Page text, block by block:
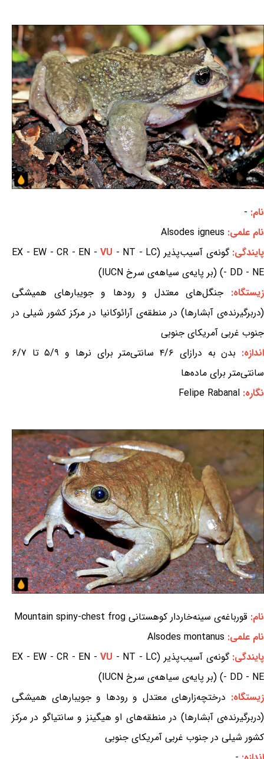
نام: -
نام علمی: Alsodes igneus
پایندگی:گونه‌ی آسیب‌پذیر (EX - EW - CR - EN - VU - NT - LC
- DD - NE) (بر پایه‌ی سیاهه‌ی سرخ IUCN)
زیستگاه: جنگل‌های معتدل و رودها و جویبارهای همیشگی
(دربرگیرنده‌ی آبشارها) در منطقه‌ی آرائوکانیا در مرکز کشور شیلی در
جنوب غربی آمریکای جنوبی
اندازه:
بدن به درازای ۴/۶ سانتی‌متر برای نرها و ۵/۹ تا ۶/۷
سانتی‌متر برای ماده‌ها
نگاره: Felipe Rabanal
نام: قورباغه‌ی سینه‌خاردار کوهستانی Mountain spiny-chest frog
نام علمی: Alsodes montanus
پایندگی:گونه‌ی آسیب‌پذیر (EX - EW - CR - EN - VU - NT - LC
- DD - NE) (بر پایه‌ی سیاهه‌ی سرخ IUCN)
زیستگاه: درختچه‌زارهای معتدل و رودها و جویبارهای همیشگی
(دربرگیرنده‌ی آبشارها) در منطقه‌های او هیگینز و سانتیاگو در مرکز
کشور شیلی در جنوب غربی آمریکای جنوبی